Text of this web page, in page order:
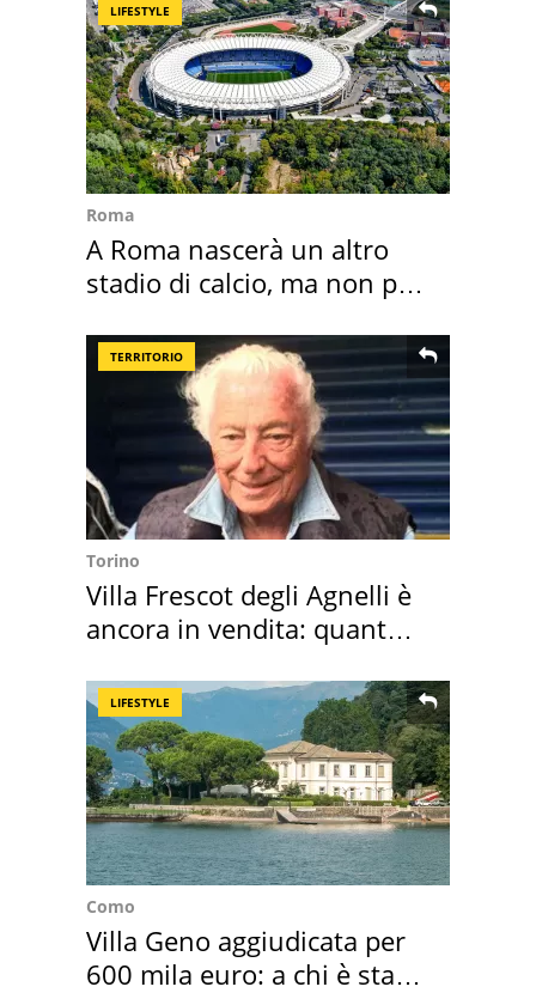
LIFESTYLE
Roma
A Roma nascerà un altro
stadio di calcio, ma non per
TERRITORIO
Torino
Villa Frescot degli Agnelli è
ancora in vendita: quanto
LIFESTYLE
Como
Villa Geno aggiudicata per
600 mila euro: a chi è stata